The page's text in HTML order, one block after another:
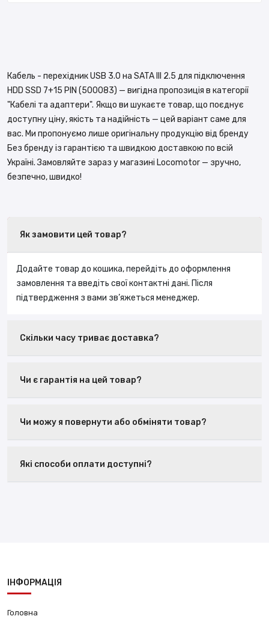
Кабель - перехідник USB 3.0 на SATA III 2.5 для підключення
HDD SSD 7+15 PIN (500083) — вигідна пропозиція в категорії
"Кабелі та адаптери". Якщо ви шукаєте товар, що поєднує
доступну ціну, якість та надійність — цей варіант саме для
вас. Ми пропонуємо лише оригінальну продукцію від бренду
Без бренду із гарантією та швидкою доставкою по всій
Україні. Замовляйте зараз у магазині Locomotor — зручно,
безпечно, швидко!
Як замовити цей товар?
Додайте товар до кошика, перейдіть до оформлення
замовлення та введіть свої контактні дані. Після
підтвердження з вами зв’яжеться менеджер.
Скільки часу триває доставка?
Чи є гарантія на цей товар?
Чи можу я повернути або обміняти товар?
Які способи оплати доступні?
ІНФОРМАЦІЯ
Головна